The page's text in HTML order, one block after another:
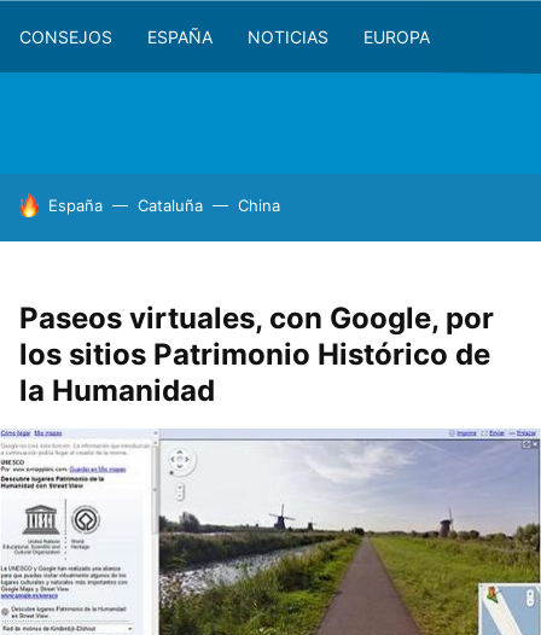
CONSEJOS ESPAÑA NOTICIAS EUROPA
HOY SE HABLA DE
España Cataluña China
Paseos virtuales, con Google, por
los sitios Patrimonio Histórico de
la Humanidad